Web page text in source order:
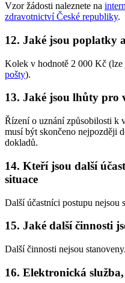
Vzor žádosti naleznete na
zdravotnictví České republiky.
12. Jaké jsou poplatky
Kolek v hodnotě 2 000 Kč (lze
pošty).
13. Jaké jsou lhůty pro
Řízení o uznání způsobilosti k
musí být skončeno nejpozději
dokladů.
14. Kteří jsou další
situace
Další účastníci postupu nejsou
15. Jaké další činnosti
Další činnosti nejsou stanoveny.
16. Elektronická